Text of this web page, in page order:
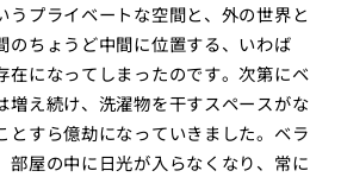
うプライベートな空間と、外の世界と
のちょうど中間に位置する、いわば
在になってしまったのです。次第にベ
増え続け、洗濯物を干すスペースがな
とすら億劫になっていきました。ベラ
部屋の中に日光が入らなくなり、常に